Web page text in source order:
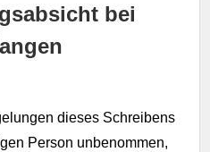
bei
dieses Schreibens
Person unbenommen,